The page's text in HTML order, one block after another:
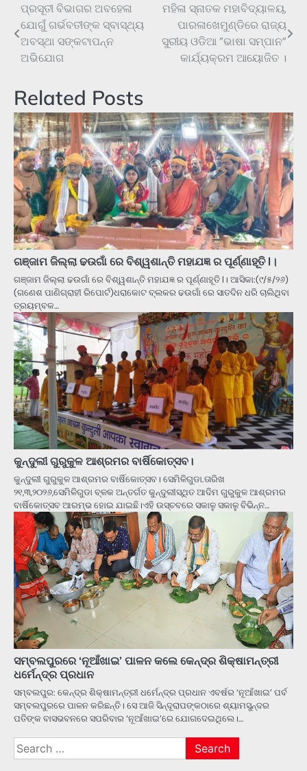
Post
navigation
ପ୍ରସୂତୀ ବିଭାଗର ଅବହେଳା
ଯୋଗୁଁ ଗର୍ଭବତୀଙ୍କ ସ୍ବାସ୍ଥ୍ୟ
ଅବସ୍ଥା ସଙ୍କଟାପନ୍ନ
ଅଭିଯୋଗ
ମହିଳା ସ୍ନାତକ ମହାବିଦ୍ୟାଳୟ,
ପାରଳାଖେମୁଣ୍ଡିରେ ରାଜ୍ୟ
ସୁରୀୟ ଓଡିଆ ”ଭାଷା ସମ୍ପାନ”
କାର୍ଯ୍ୟକ୍ରମ ଆୟୋଜିତ ।
Related Posts
ଗଞ୍ଜାମ ଜିଲ୍ଲା ଢଉଗାଁ ରେ ବିଶ୍ୱଶାନ୍ତି ମହାଯଜ୍ଞ ର ପୂର୍ଣ୍ଣାହୂତି l।
ଗଞ୍ଜାମ ଜିଲ୍ଲା ଢଉଗାଁ ରେ ବିଶ୍ୱଶାନ୍ତି ମହାଯଜ୍ଞ ର ପୂର୍ଣ୍ଣାହୂତି l। ଆସିକା:(୯/୫/୨୬)
(ଗଣେଶ ପାଣିଗ୍ରାହୀ ରିପୋର୍ଟ)ଧରାକୋଟ ବ୍ଲକର ଢଉଗାଁ ରେ ସାତଦିନ ଧରି ଚାଲିଥିବା
ତ୍ରୟମ୍ବକ…
କୁନ୍ଦୁଲୀ ଗୁରୁକୁଳ ଆଶ୍ରମର ବାର୍ଷିକୋତ୍ସବ।
କୁନ୍ଦୁଲୀ ଗୁରୁକୁଳ ଆଶ୍ରମର ବାର୍ଷିକୋତ୍ସବ। ସେମିଳିଗୁଡା.ତାରିଖ
୨୧,୩,୨୦୨୬,ସେମିଳିଗୁଡା ବ୍ଳକ ଅନ୍ତର୍ଗତ କୁନ୍ଦୁଲୀସ୍ଥିତ ଆଦିମ ଗୁରୁକୁଳ ଆଶ୍ରମର
ବାର୍ଷିକୋତ୍ସବ ଆରମ୍ଭ ହୋଇ ଯାଇଛି।ଏହି ଉସ୍ଚବରେ ସକାଳୁ ସକାଳୁ ବିଭିନ୍ନ…
ସମ୍ବଲପୁରରେ ‘ନୂଆଁଖାଇ’ ପାଳନ କଲେ କେନ୍ଦ୍ର ଶିକ୍ଷାମନ୍ତ୍ରୀ
ଧର୍ମେନ୍ଦ୍ର ପ୍ରଧାନ
ସମ୍ବଲପୁର: କେନ୍ଦ୍ର ଶିକ୍ଷାମନ୍ତ୍ରୀ ଧର୍ମେନ୍ଦ୍ର ପ୍ରଧାନ ଏବର୍ଷର ‘ନୂଆଁଖାଇ’ ପର୍ବ
ସମ୍ବଲପୁରରେ ପାଳନ କରିଛନ୍ତି। ସେ ଆଜି ସିନ୍ଦୂରାପଙ୍କଠାରେ ଶ୍ୟାମସୁନ୍ଦର
ପତିଙ୍କ ବାସଭବନରେ ସପରିବାର ‘ନୂଆଁଖାଇ’ରେ ଯୋଗଦେଇଥିଲେ।…
Search
for: